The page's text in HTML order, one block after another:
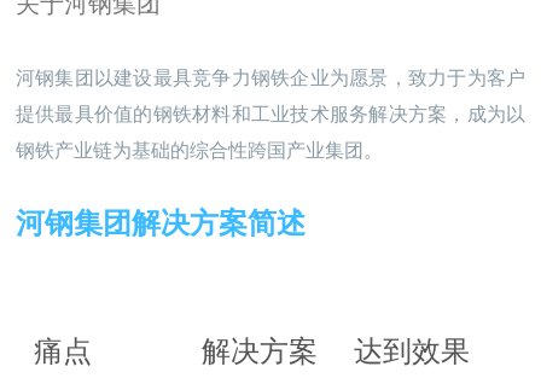
河钢集团以建设最具竞争力钢铁企业为愿景，致力于为客户
提供最具价值的钢铁材料和工业技术服务解决方案，成为以
钢铁产业链为基础的综合性跨国产业集团。
河钢集团解决方案简述
痛点 解决方案 达到效果